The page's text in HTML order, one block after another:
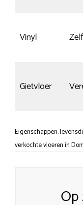
Vinyl
Gietvloer
Eigenschappen,
verkochte vloeren in